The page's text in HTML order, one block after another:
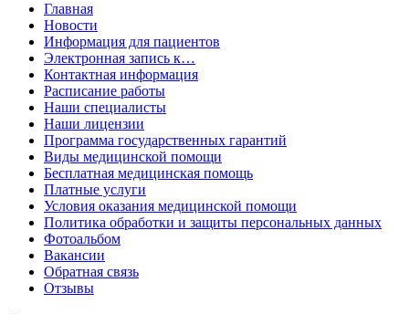
Главная
Новости
Информация для пациентов
Электронная запись к…
Контактная информация
Расписание работы
Наши специалисты
Наши лицензии
Программа государственных гарантий
Виды медицинской помощи
Бесплатная медицинская помощь
Платные услуги
Условия оказания медицинской помощи
Политика обработки и защиты персональных данных
Фотоальбом
Вакансии
Обратная связь
Отзывы